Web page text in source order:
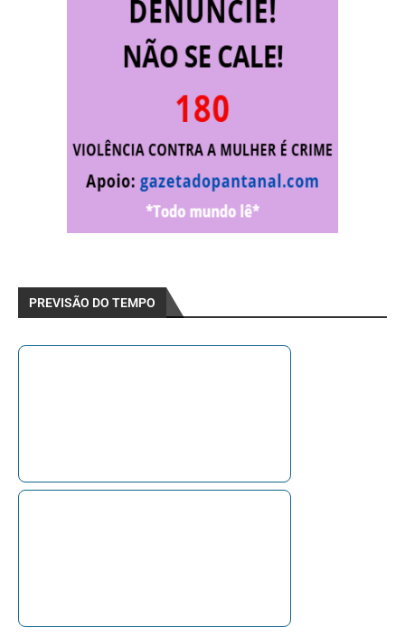
PREVISÃO DO TEMPO